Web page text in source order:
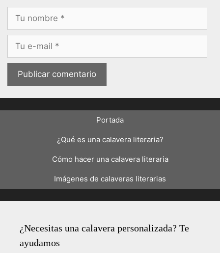
Nombre
Correo
Portada
¿Qué es una calavera literaria?
Cómo hacer una calavera literaria
Imágenes de calaveras literarias
¿Necesitas una calavera personalizada? Te
ayudamos